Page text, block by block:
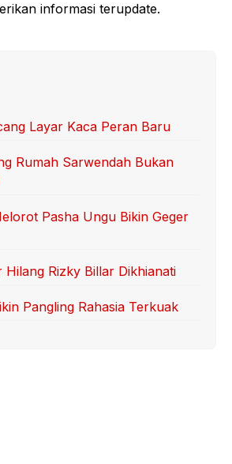
informasi terupdate.
Layar Kaca Peran Baru
Rumah Sarwendah Bukan
Pasha Ungu Bikin Geger
Hilang Rizky Billar Dikhianati
Pangling Rahasia Terkuak